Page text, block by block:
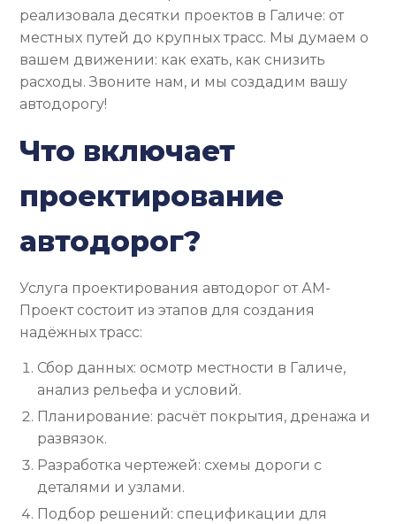
реализовала десятки проектов в Галиче: от
местных путей до крупных трасс. Мы думаем о
вашем движении: как ехать, как снизить
расходы. Звоните нам, и мы создадим вашу
автодорогу!
Что включает
проектирование
автодорог?
Услуга проектирования автодорог от АМ-
Проект состоит из этапов для создания
надёжных трасс:
Сбор данных: осмотр местности в Галиче,
анализ рельефа и условий.
Планирование: расчёт покрытия, дренажа и
развязок.
Разработка чертежей: схемы дороги с
деталями и узлами.
Подбор решений: спецификации для